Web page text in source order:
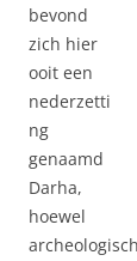
bevond
zich hier
ooit een
nederzetti
ng
genaamd
Darha,
hoewel